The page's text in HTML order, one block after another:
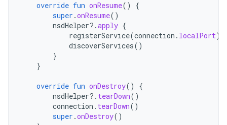
override fun onResume()
{
super .onResume()
nsdHelper?.apply {
registerService(connection . localPort)
discoverServices()
}
}
override fun onDestroy()
{
nsdHelper?. tearDown()
connection . tearDown()
super .onDestroy()